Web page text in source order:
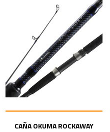
CAÑA OKUMA ROCKAWAY